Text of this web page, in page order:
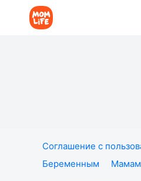
Соглашение с
Беременным
Мамам